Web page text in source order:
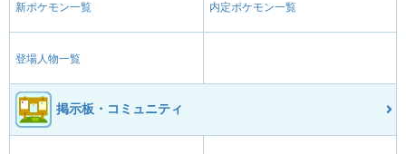
新ポケモン一覧 内定ポケモン一覧
登場人物一覧
掲示板・コミュニティ